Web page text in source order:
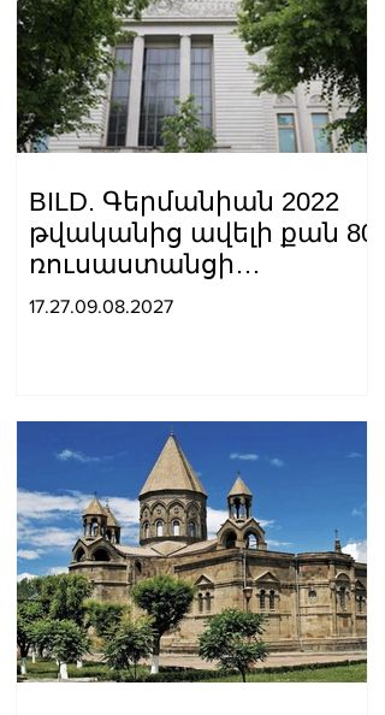
BILD. Գերմանիան 2022
թվականից ավելի քան 80
ռուսաստանցի
դիվանագետի է
17.27.09.08.2027